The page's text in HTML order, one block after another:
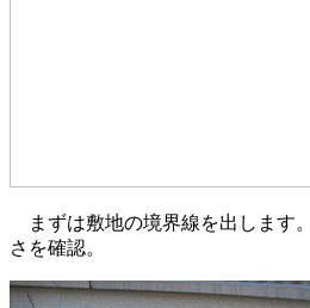
まずは敷地の境界線を出します
さを確認。